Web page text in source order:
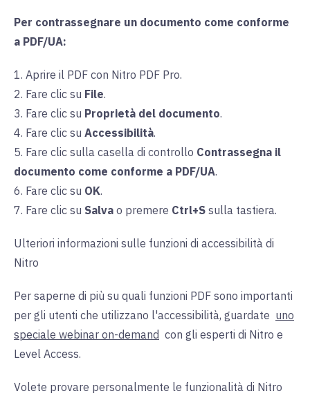
Per contrassegnare un documento come conforme
a PDF/UA:
1. Aprire il PDF con Nitro PDF Pro.
2. Fare clic su File.
3. Fare clic su Proprietà del documento.
4. Fare clic su Accessibilità.
5. Fare clic sulla casella di controllo Contrassegna il
documento come conforme a PDF/UA.
6. Fare clic su OK.
7. Fare clic su Salva o premere Ctrl+S sulla tastiera.
Ulteriori informazioni sulle funzioni di accessibilità di
Nitro
Per saperne di più su quali funzioni PDF sono importanti
per gli utenti che utilizzano l'accessibilità, guardate uno
speciale webinar on-demand con gli esperti di Nitro e
Level Access.
Volete provare personalmente le funzionalità di Nitro